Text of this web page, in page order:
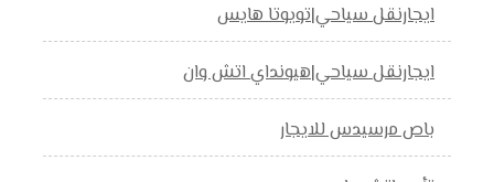
ايجارنقل سياحي|تويوتا هايس
ايجارنقل سياحي|هيونداي اتش وان
باص مرسيدس للايجار